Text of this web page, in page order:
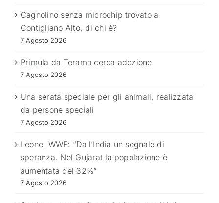
Cagnolino senza microchip trovato a
Contigliano Alto, di chi è?
7 Agosto 2026
Primula da Teramo cerca adozione
7 Agosto 2026
Una serata speciale per gli animali, realizzata
da persone speciali
7 Agosto 2026
Leone, WWF: “Dall’India un segnale di
speranza. Nel Gujarat la popolazione è
aumentata del 32%”
7 Agosto 2026